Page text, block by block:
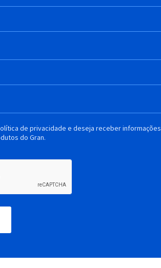
de privacidade e deseja receber informações
do Gran.